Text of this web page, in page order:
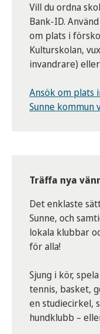
Vill du ordna
Bank-ID.
om plats i
Kulturskolan,
invandrare)
Ansök om plats
Sunne kommun
Träffa nya
Det enklaste
Sunne, och
lokala klubbar
för alla!
Sjung i kör,
tennis, basket,
en studiecirkel,
hundklubb –